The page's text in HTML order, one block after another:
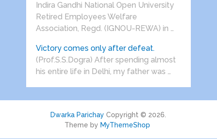
Indira Gandhi National Open University
Retired Employees Welfare
Association, Regd. (IGNOU-REWA) in …
Victory comes only after defeat.
(Prof.S.S.Dogra) After spending almost
his entire life in Delhi, my father was …
Dwarka Parichay Copyright © 2026.
Theme by MyThemeShop